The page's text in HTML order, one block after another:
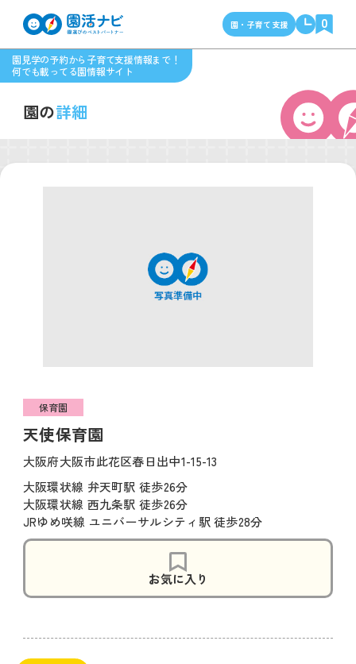
園見学の予約から子育て支援情報まで！
何でも載ってる園情報サイト
園・子育て支援 0
園の詳細
天使保育園
保育園
大阪府大阪市此花区春日出中1-15-13
大阪環状線 弁天町駅 徒歩26分
大阪環状線 西九条駅 徒歩26分
JRゆめ咲線 ユニバーサルシティ駅 徒歩28分
お気に入り